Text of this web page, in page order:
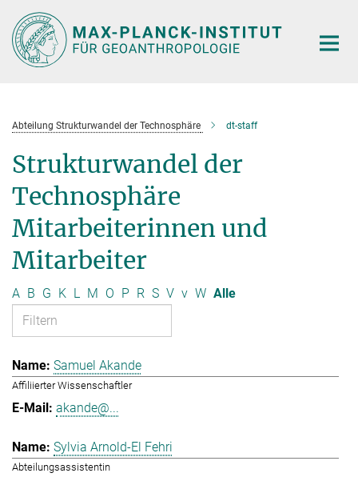
Hauptinhalt
Abteilung Strukturwandel der Technosphäre dt-staff
Strukturwandel der
Technosphäre
Mitarbeiterinnen und
Mitarbeiter
A B G K L M O P R S V v W Alle
Samuel Akande
Affiliierter Wissenschaftler
akande@...
Sylvia Arnold-El Fehri
Abteilungsassistentin